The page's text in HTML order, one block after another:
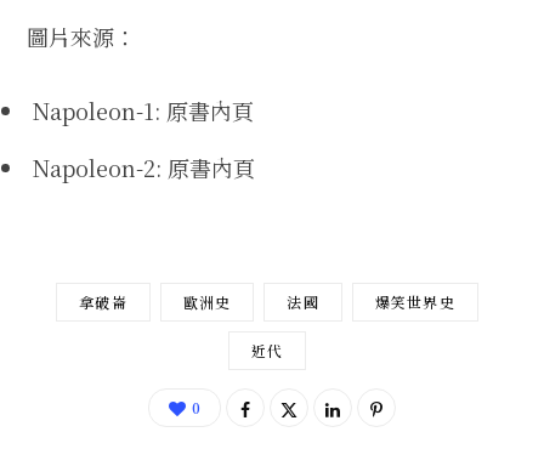
圖片來源：
Napoleon-1: 原書內頁
Napoleon-2: 原書內頁
拿破崙 歐洲史 法國 爆笑世界史
近代
0